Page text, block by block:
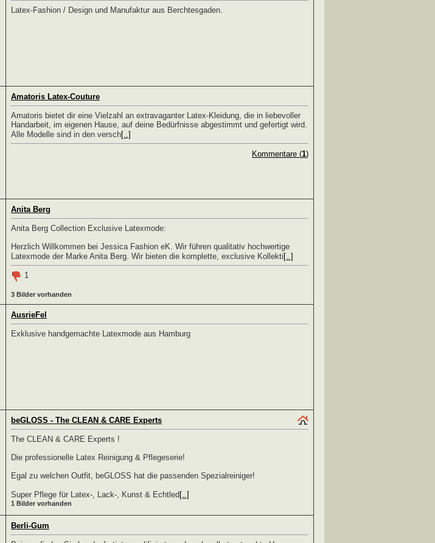
Latex-Fashion / Design und Manufaktur aus Berchtesgaden.
Amatoris Latex-Couture
Amatoris bietet dir eine Vielzahl an extravaganter Latex-Kleidung, die in liebevoller
Handarbeit, im eigenen Hause, auf deine Bedürfnisse abgestimmt und gefertigt wird.
Alle Modelle sind in den versch[..]
Kommentare (1)
Anita Berg
Anita Berg Collection Exclusive Latexmode:
Herzlich Willkommen bei Jessica Fashion eK. Wir führen qualitativ hochwertige
Latexmode der Marke Anita Berg. Wir bieten die komplette, exclusive Kollekti [..]
1
3 Bilder vorhanden
AusrieFel
Exklusive handgemachte Latexmode aus Hamburg
beGLOSS - The CLEAN & CARE Experts
The CLEAN & CARE Experts !
Die professionelle Latex Reinigung & Pflegeserie!
Egal zu welchen Outfit, beGLOSS hat die passenden Spezialreiniger!
Super Pflege für Latex-, Lack-, Kunst & Echtled [..]
1 Bilder vorhanden
Berli-Gum